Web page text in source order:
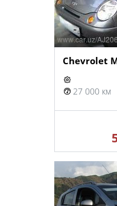
Chevrolet
27 000 км